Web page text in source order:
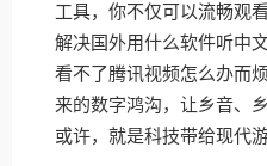
工具，你不仅可以流畅观
解决国外用什么软件听中
看不了腾讯视频怎么办而
来的数字鸿沟，让乡音、
或许，就是科技带给现代